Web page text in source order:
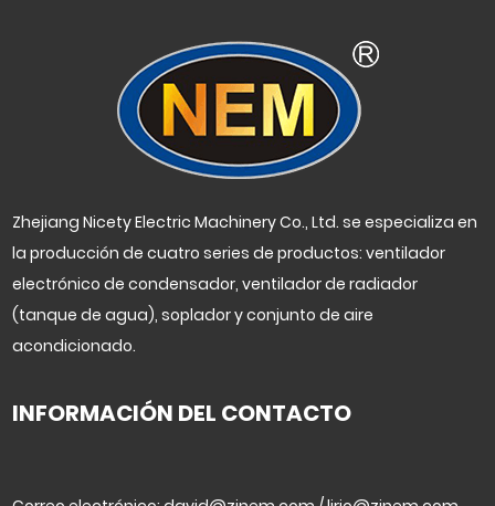
Zhejiang Nicety Electric Machinery Co., Ltd. se especializa en
la producción de cuatro series de productos: ventilador
electrónico de condensador, ventilador de radiador
(tanque de agua), soplador y conjunto de aire
acondicionado.
INFORMACIÓN DEL CONTACTO